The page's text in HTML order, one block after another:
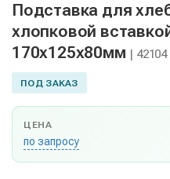
Подставка для
хлопковой
170х125х80мм | 42104
ПОД ЗАКАЗ
ЦЕНА
по запросу